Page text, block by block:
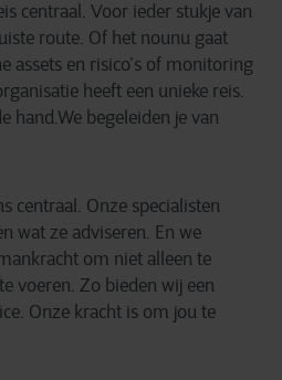
centraal. Voor ieder stukje van
route. Of het nounu gaat
assets en risico’s of monitoring
heeft een unieke reis.
hand.We begeleiden je van
centraal. Onze specialisten
wat ze adviseren. En we
om niet alleen te
voeren. Zo bieden wij een
Onze kracht is om jou te